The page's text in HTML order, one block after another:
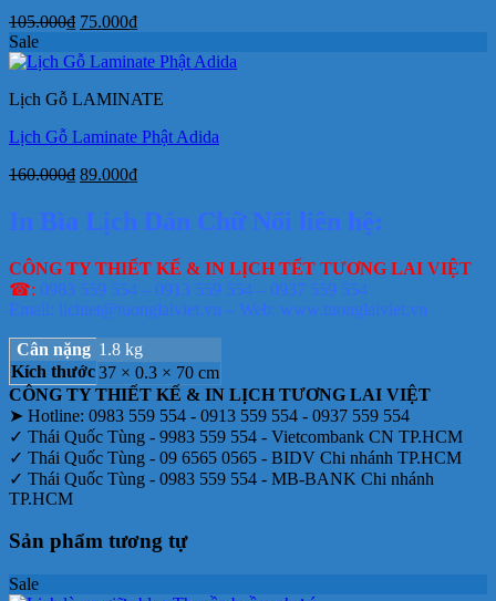
105.000₫ Giá
là:
75.000₫Giá
tại
75.000₫.
Sale
Lịch Gỗ LAMINATE
Lịch Gỗ Laminate Phật Adida
160.000₫ Giá
là:
160.000₫.
89.000₫Giá
tại
là:
In Bìa Lịch Dán Chữ Nổi liên hệ:
CÔNG TY THIẾT KẾ & IN LỊCH TẾT TƯƠNG LAI VIỆT
☎: 0983 559 554 – 0913 559 554 – 0937 559 554
Email: lichtet@tuonglaiviet.vn – Web: www.tuonglaiviet.vn
Cân nặng 1.8 kg
Kích thước37 × 0.3 × 70 cm
CÔNG TY THIẾT KẾ & IN LỊCH TƯƠNG LAI VIỆT
➤ Hotline: 0983 559 554 - 0913 559 554 - 0937 559 554
✓ Thái Quốc Tùng - 9983 559 554 - Vietcombank CN TP.HCM
✓ Thái Quốc Tùng - 09 6565 0565 - BIDV Chi nhánh TP.HCM
✓ Thái Quốc Tùng - 0983 559 554 - MB-BANK Chi nhánh
TP.HCM
Sản phẩm tương tự
Sale